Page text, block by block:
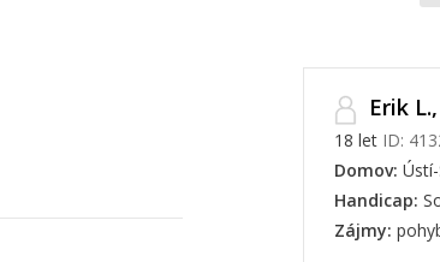
Erik L.,
18 let ID:
Domov:
Handicap:
Zájmy: